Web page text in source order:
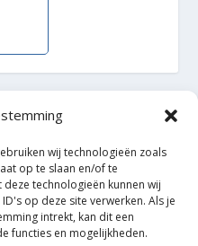
wij technologieën zoals
op te slaan en/of te
technologieën kunnen wij
op deze site verwerken. Als je
intrekt, kan dit een
functies en mogelijkheden.